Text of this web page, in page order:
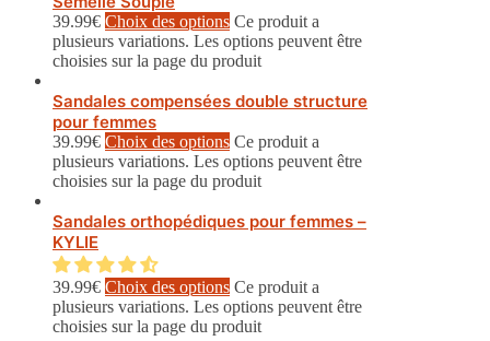
39.99€ Choix des options Ce produit a
plusieurs variations. Les options peuvent être
choisies sur la page du produit
Sandales compensées double structure
pour femmes
39.99€ Choix des options Ce produit a
plusieurs variations. Les options peuvent être
choisies sur la page du produit
Sandales orthopédiques pour femmes –
KYLIE
39.99€ Choix des options Ce produit a
plusieurs variations. Les options peuvent être
choisies sur la page du produit